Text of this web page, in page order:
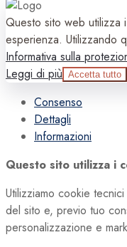
Questo sito web utilizza
esperienza. Utilizzando
Informativa sulla
Leggi di più Accetta tutto
Consenso
Dettagli
Informazioni
Questo sito utilizza i
Utilizziamo cookie
del sito e, previo tuo
personalizzazione e